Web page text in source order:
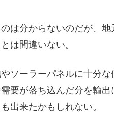
は分からないのだが、地
は間違いない。
ソーラーパネルに十分な
要が落ち込んだ分を輸出
出来たかもしれない。